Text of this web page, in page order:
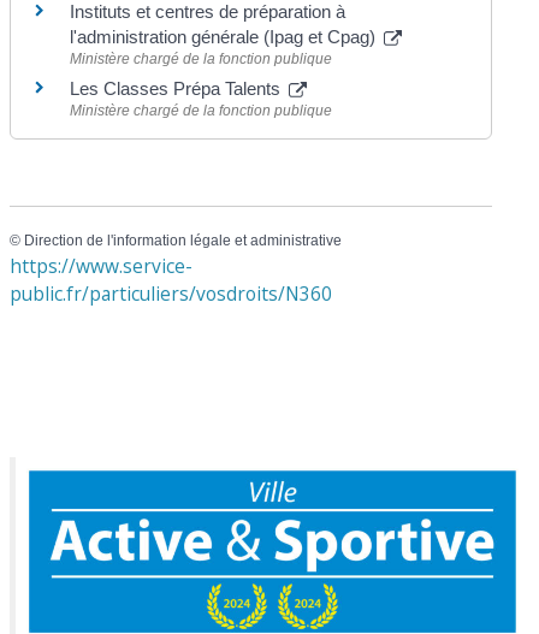
Instituts et centres de préparation à
l'administration générale (Ipag et Cpag)
Ministère chargé de la fonction publique
Les Classes Prépa Talents
Ministère chargé de la fonction publique
© Direction de l'information légale et administrative
https://www.service-
public.fr/particuliers/vosdroits/N360